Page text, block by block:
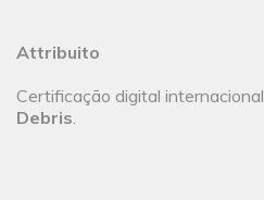
Attribuito
Certificação digital internacional
Debris.